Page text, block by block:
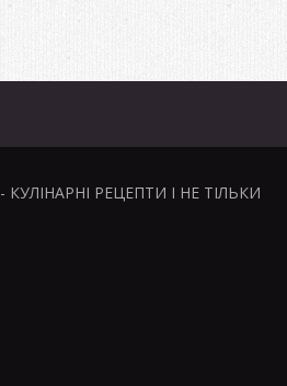
- КУЛІНАРНІ РЕЦЕПТИ І НЕ ТІЛЬКИ